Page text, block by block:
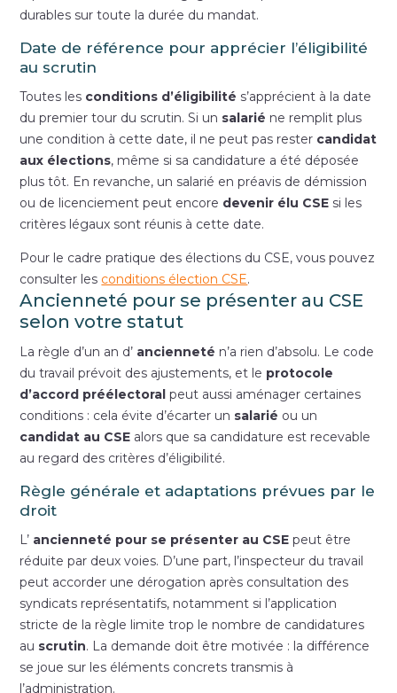
durables sur toute la durée du mandat.
Date de référence pour apprécier l’éligibilité
au scrutin
Toutes les conditions d’éligibilité s’apprécient à la date
du premier tour du scrutin. Si un salarié ne remplit plus
une condition à cette date, il ne peut pas rester candidat
aux élections, même si sa candidature a été déposée
plus tôt. En revanche, un salarié en préavis de démission
ou de licenciement peut encore devenir élu CSE si les
critères légaux sont réunis à cette date.
Pour le cadre pratique des élections du CSE, vous pouvez
consulter les conditions élection CSE.
Ancienneté pour se présenter au CSE
selon votre statut
La règle d’un an d’ ancienneté n’a rien d’absolu. Le code
du travail prévoit des ajustements, et le protocole
d’accord préélectoral peut aussi aménager certaines
conditions : cela évite d’écarter un salarié ou un
candidat au CSE alors que sa candidature est recevable
au regard des critères d’éligibilité.
Règle générale et adaptations prévues par le
droit
L’ ancienneté pour se présenter au CSE peut être
réduite par deux voies. D’une part, l’inspecteur du travail
peut accorder une dérogation après consultation des
syndicats représentatifs, notamment si l’application
stricte de la règle limite trop le nombre de candidatures
au scrutin. La demande doit être motivée : la différence
se joue sur les éléments concrets transmis à
l’administration.